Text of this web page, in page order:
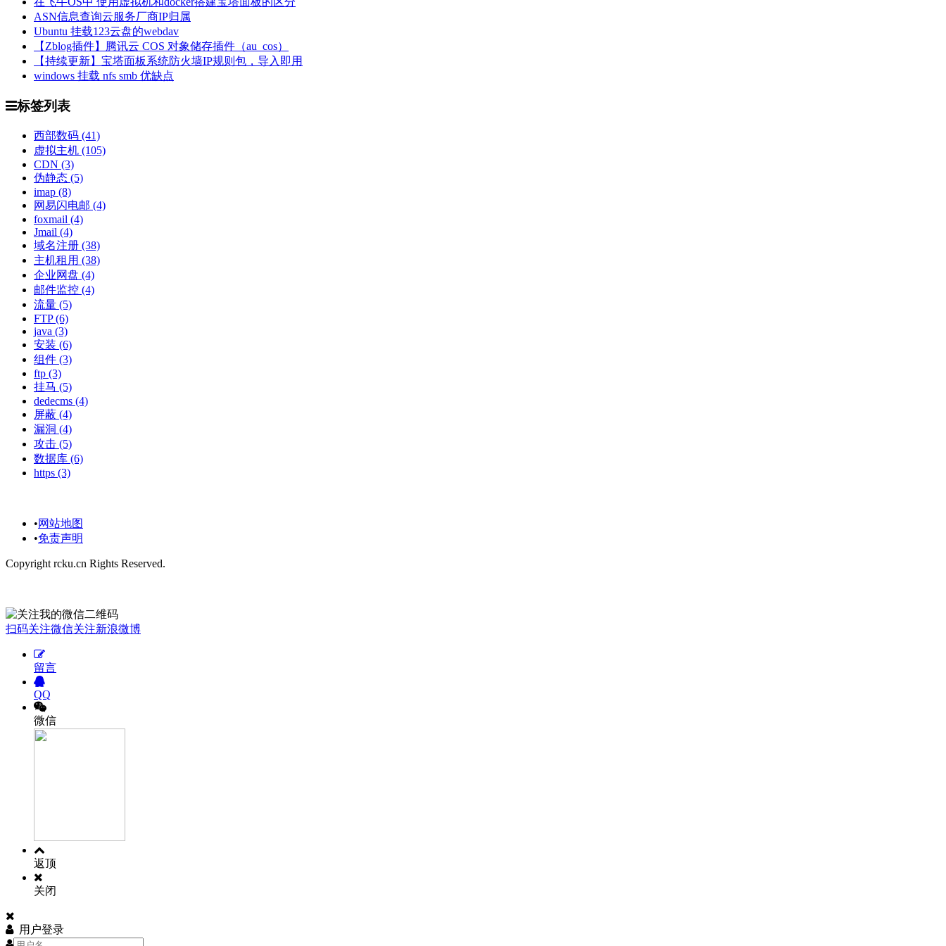
ASN信息查询云服务厂商IP归属
Ubuntu 挂载123云盘的webdav
【Zblog插件】腾讯云 COS 对象储存插件（au_cos）
【持续更新】宝塔面板系统防火墙IP规则包，导入即用
windows 挂载 nfs smb 优缺点
标签列表
西部数码 (41)
虚拟主机 (105)
CDN (3)
伪静态 (5)
imap (8)
网易闪电邮 (4)
foxmail (4)
Jmail (4)
域名注册 (38)
主机租用 (38)
企业网盘 (4)
邮件监控 (4)
流量 (5)
FTP(6)
java (3)
安装 (6)
组件 (3)
ftp (3)
挂马 (5)
dedecms (4)
屏蔽 (4)
漏洞 (4)
攻击 (5)
数据库 (6)
https (3)
•网站地图
•免责声明
Copyright rcku.cn Rights Reserved.
扫码关注微信关注新浪微博
留言
QQ
微信
返顶
关闭
用户登录